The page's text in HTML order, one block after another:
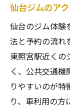
仙台
東照
入会前に
仙台
介
東照
仙台ジムのア
仙台のジム体験
法と予約の流れ
東照宮駅近くの
く、公共交通
りやすいのが特
り、車利用の方